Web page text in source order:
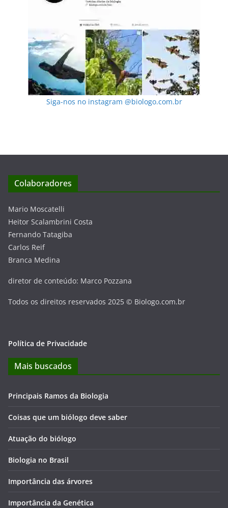
Siga-nos no instagram @biologo.com.br
Colaboradores
Mario Moscatelli
Heitor Scalambrini Costa
Fernando Tatagiba
Carlos Reif
Branca Medina
diretor de conteúdo: Marco Pozzana
Todos os direitos reservados 2025 © Biologo.com.br
Política de Privacidade
Mais buscados
Principais Ramos da Biologia
Coisas que um biólogo deve saber
Atuação do biólogo
Biologia no Brasil
Importância das árvores
Importância da Genética